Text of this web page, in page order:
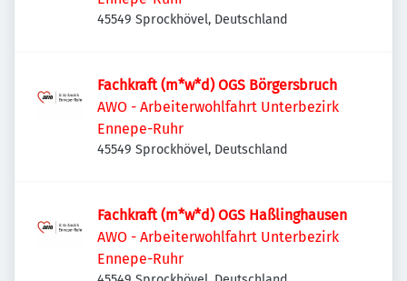
45549 Sprockhövel, Deutschland
Fachkraft (m*w*d) OGS Börgersbruch
AWO - Arbeiterwohlfahrt Unterbezirk
Ennepe-Ruhr
45549 Sprockhövel, Deutschland
Fachkraft (m*w*d) OGS Haßlinghausen
AWO - Arbeiterwohlfahrt Unterbezirk
Ennepe-Ruhr